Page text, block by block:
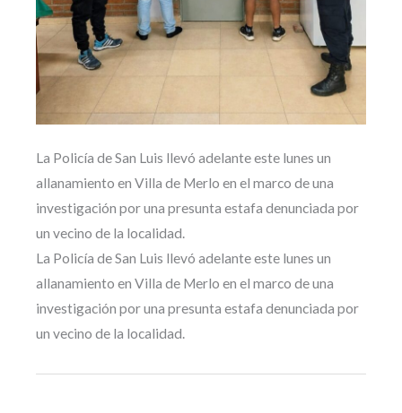
La Policía de San Luis llevó adelante este lunes un
allanamiento en Villa de Merlo en el marco de una
investigación por una presunta estafa denunciada por
un vecino de la localidad.
La Policía de San Luis llevó adelante este lunes un
allanamiento en Villa de Merlo en el marco de una
investigación por una presunta estafa denunciada por
un vecino de la localidad.